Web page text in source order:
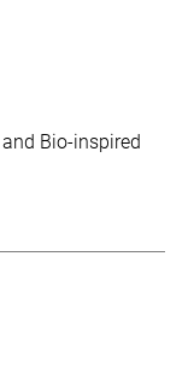
Bio-inspired